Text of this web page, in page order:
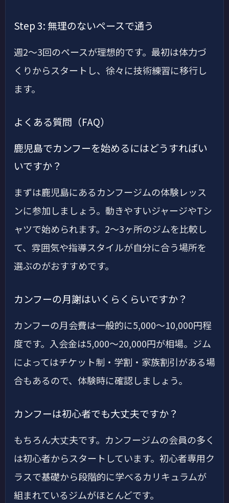
Step 3: 無理のないペースで通う
週2〜3回のペースが理想的です。最初は体力づ
くりからスタートし、徐々に技術練習に移行し
ます。
よくある質問（FAQ）
鹿児島でカンフーを始めるにはどうすればい
いですか？
まずは鹿児島にあるカンフージムの体験レッス
ンに参加しましょう。動きやすいジャージやTシ
ャツで始められます。2〜3ヶ所のジムを比較し
て、雰囲気や指導スタイルが自分に合う場所を
選ぶのがおすすめです。
カンフーの月謝はいくらくらいですか？
カンフーの月会費は一般的に5,000〜10,000円程
度です。入会金は5,000〜20,000円が相場。ジム
によってはチケット制・学割・家族割引がある場
合もあるので、体験時に確認しましょう。
カンフーは初心者でも大丈夫ですか？
もちろん大丈夫です。カンフージムの会員の多く
は初心者からスタートしています。初心者専用ク
ラスで基礎から段階的に学べるカリキュラムが
組まれているジムがほとんどです。